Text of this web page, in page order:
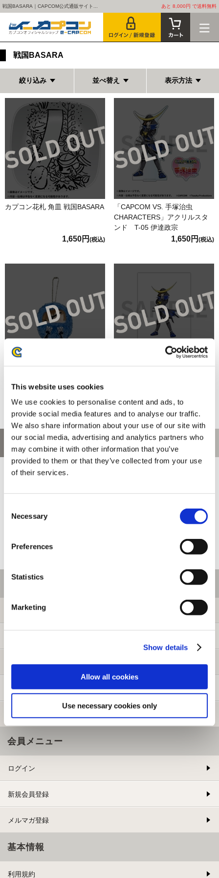
This website uses cookies
We use cookies to personalise content and ads, to
provide social media features and to analyse our traffic.
We also share information about your use of our site with
our social media, advertising and analytics partners who
may combine it with other information that you’ve
provided to them or that they’ve collected from your use
of their services.
Selection
Necessary
Preferences
Statistics
Marketing
Show details
Allow all cookies
Use necessary cookies only
戦国BASARA｜CAPCOM公式通販サイト... あと 8,000円 で送料無料
戦国BASARA
絞り込み 並べ替え 表示方法
カプコン花札 角皿 戦国BASARA
1,650円 (税込)
「CAPCOM VS. 手塚治虫
CHARACTERS」アクリルスタ
ンド T-05 伊達政宗
1,650円 (税込)
達 政宗
1,320円(税込) 880円
お問い合わせ
お問い合わせ前に、ご利用ガイド、よくある質問をご確認くださ
初めての方へ
よくある質問
お問い合わせ
提携サイト募集
会員メニュー
ログイン
新規会員登録
メルマガ登録
基本情報
利用規約